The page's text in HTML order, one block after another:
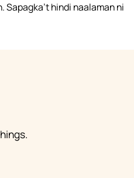
Sapagka’t hindi naalaman ni